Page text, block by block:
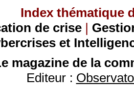
Index thématique
de crise |
et
magazine de la
Editeur :